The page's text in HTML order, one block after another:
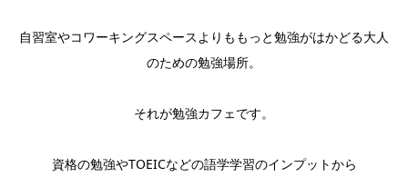
自習室やコワーキングスペースよりももっと勉強がはかどる大人
のための勉強場所。
それが勉強カフェです。
資格の勉強やTOEICなどの語学学習のインプットから